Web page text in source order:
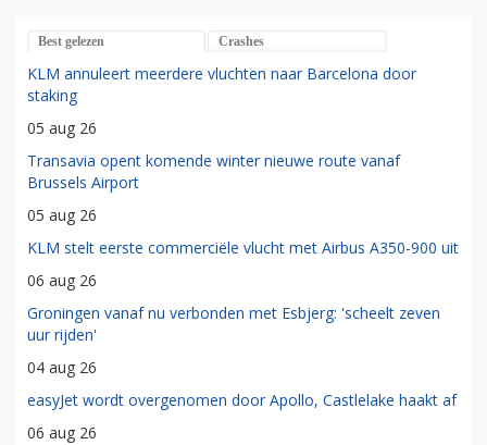
Best gelezen Crashes
KLM annuleert meerdere vluchten naar Barcelona door
staking
05 aug 26
Transavia opent komende winter nieuwe route vanaf
Brussels Airport
05 aug 26
KLM stelt eerste commerciële vlucht met Airbus A350-900 uit
06 aug 26
Groningen vanaf nu verbonden met Esbjerg: 'scheelt zeven
uur rijden'
04 aug 26
easyJet wordt overgenomen door Apollo, Castlelake haakt af
06 aug 26